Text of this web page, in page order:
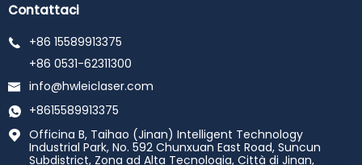
Contattaci
+86 15589913375
+86 0531-62311300
info@hwleiclaser.com
+8615589913375
Officina B, Taihao (Jinan) Intelligent Technology
Industrial Park, No. 592 Chunxuan East Road, Suncun
Subdistrict, Zona ad Alta Tecnologia, Città di Jinan,